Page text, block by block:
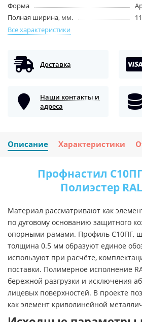
Форма
Полная ширина, мм.
Все характеристики
Доставка
Наши контакты и
адреса
Описание Характеристики
Профнастил
Полиэстер
Материал рассматривают как
по дуговому основанию защитного
опорными рамами. Профиль С10ПГ,
толщина 0.5 мм образуют единое
используют при расчёте,
поставки. Полимерное исполнение
бережной разгрузки и исключения
лицевых поверхностей. В проекте
как элемент криволинейной